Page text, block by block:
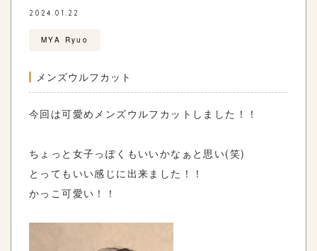
2024.01.22
MYA Ryuo
メンズウルフカット
今回は可愛めメンズウルフカットしました！！
ちょっと女子っぽくもいいかなぁと思い(笑)
とってもいい感じに出来ました！！
かっこ可愛い！！